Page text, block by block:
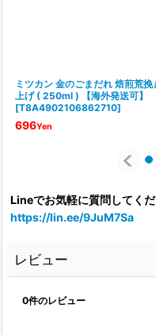
ミツカン 金のごまだれ 焙煎荒挽
上げ ( 250ml ) 【海外発送可】
[T8A4902106862710]
696Yen
Lineでお気軽に質問してく
https://lin.ee/9JuM7Sa
レビュー
0件のレビュー